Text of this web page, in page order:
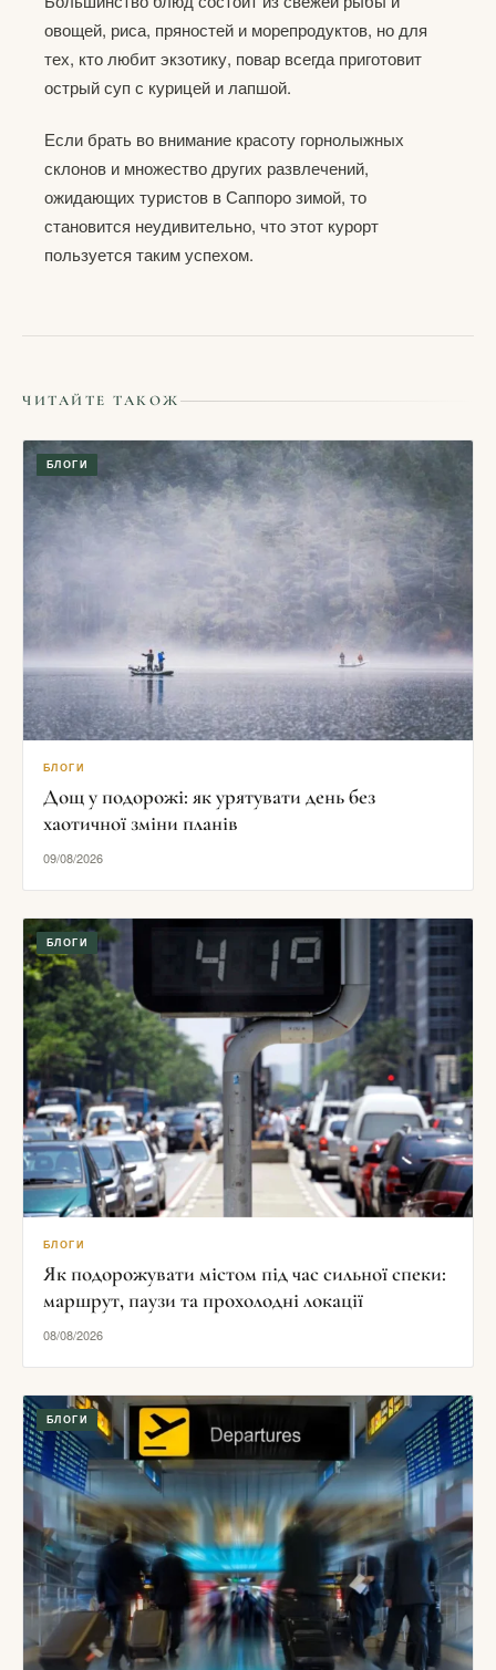
овощей, риса, пряностей и морепродуктов, но для
тех, кто любит экзотику, повар всегда приготовит
острый суп с курицей и лапшой.
Если брать во внимание красоту горнолыжных
склонов и множество других развлечений,
ожидающих туристов в Саппоро зимой, то
становится неудивительно, что этот курорт
пользуется таким успехом.
ЧИТАЙТЕ ТАКОЖ
БЛОГИ
БЛОГИ
Дощ у подорожі: як урятувати день без
хаотичної зміни планів
09/08/2026
БЛОГИ
БЛОГИ
Як подорожувати містом під час сильної спеки:
маршрут, паузи та прохолодні локації
08/08/2026
БЛОГИ